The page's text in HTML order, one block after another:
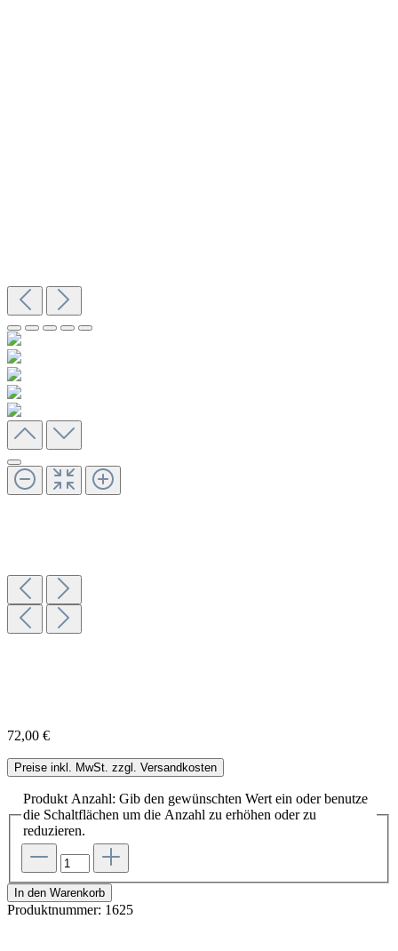
72,00 €
Preise inkl. MwSt. zzgl. Versandkosten
Produkt Anzahl: Gib den gewünschten Wert ein oder benutze
die Schaltflächen um die Anzahl zu erhöhen oder zu
reduzieren.
In den Warenkorb
Produktnummer: 1625